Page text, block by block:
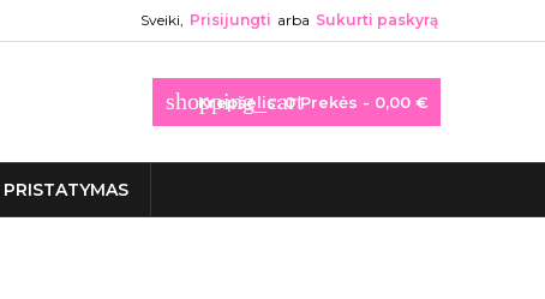
Sveiki, Prisijungti arba Sukurti paskyrą
shopping_cart
Krepšelis: 0Prekės - 0,00 €
PRISTATYMAS